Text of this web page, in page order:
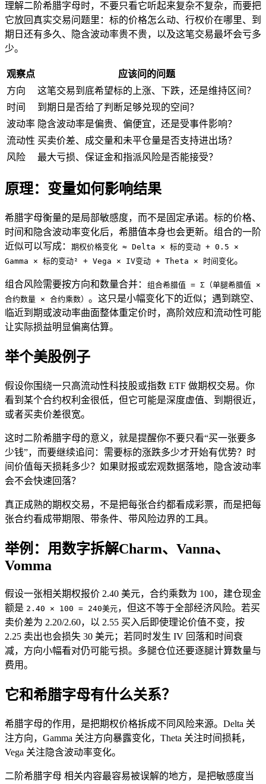
理解二阶希腊字母时，不要只看它听起来复杂不复杂，而要把
它放回真实交易问题里： 标的价格怎么动、 行权价在哪里、到
期日还有多久、
隐含波动率贵不贵，以及这笔交易最坏会亏多
少。
观察点
应该问的问题
方向
这笔交易到底希望标的上涨、下跌，还是维持区间？
时间
到期日是否给了判断足够兑现的空间？
波动率 隐含波动率是偏贵、偏便宜，还是受事件影响？
流动性 买卖价差、成交量和未平仓量是否支持进出场？
风险
最大亏损、保证金和指派风险是否能接受？
原理：变量如何影响结果
希腊字母衡量的是局部敏感度，而不是固定承诺。标的价格、
时间和隐含波动率变化后，希腊值本身也会更新。组合的一阶
近似可以写成： 期权价格变化 ≈ Delta × 标的变动 + 0.5 ×
Gamma × 标的变动² + Vega × IV变动 + Theta × 时间变化。
组合风险需要按方向和数量合并： 组合希腊值 = Σ（单腿希腊值 ×
合约数量 × 合约乘数） 。这只是小幅变化下的近似；遇到跳空、
临近到期或波动率曲面整体重定价时，高阶效应和流动性可能
让实际损益明显偏离估算。
举个美股例子
假设你围绕一只高流动性科技股或指数 ETF 做期权交易。你
看到某个合约权利金很低，但它可能是深度虚值、到期很近，
或者买卖价差很宽。
这时二阶希腊字母的意义，就是提醒你不要只看“买一张要多
少钱”，而要继续追问：需要标的涨跌多少才开始有优势？时
间价值每天损耗多少？如果财报或宏观数据落地，隐含波动率
会不会快速回落？
真正成熟的期权交易，不是把每张合约都看成彩票，而是把每
张合约看成带期限、带条件、带风险边界的工具。
举例：用数字拆解Charm、Vanna、
Vomma
假设一张相关期权报价 2.40 美元，合约乘数为 100，建仓现金
额是 2.40 × 100 = 240美元，但这不等于全部经济风险。若买
卖价差为 2.20/2.60，以 2.55 买入后即使理论价值不变，按
2.25 卖出也会损失 30 美元；若同时发生 IV 回落和时间衰
减，方向小幅看对仍可能亏损。多腿仓位还要逐腿计算数量与
费用。
它和希腊字母有什么关系？
希腊字母的作用，是把期权价格拆成不同风险来源。 Delta 关
注方向， Gamma 关注方向暴露变化， Theta 关注时间损耗，
Vega 关注隐含波动率变化。
二阶希腊字母 相关内容最容易被误解的地方，是把敏感度当